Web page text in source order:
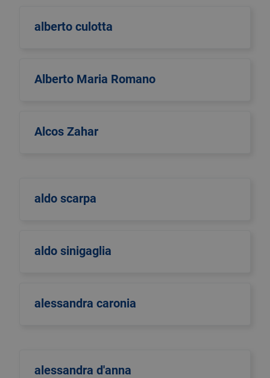
alberto culotta
Alberto Maria Romano
Alcos Zahar
aldo scarpa
aldo sinigaglia
alessandra caronia
alessandra d'anna